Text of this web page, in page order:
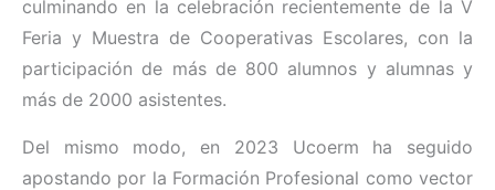
culminando en la celebración recientemente de la V
Feria y Muestra de Cooperativas Escolares, con la
participación de más de 800 alumnos y alumnas y
más de 2000 asistentes.
Del mismo modo, en 2023 Ucoerm ha seguido
apostando por la Formación Profesional como vector